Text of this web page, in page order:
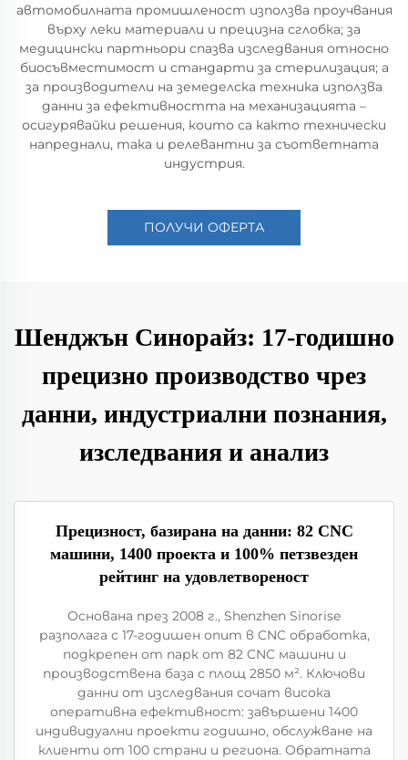
автомобилната промишленост използва проучвания
върху леки материали и прецизна сглобка; за
медицински партньори спазва изследвания относно
биосъвместимост и стандарти за стерилизация; а
за производители на земеделска техника използва
данни за ефективността на механизацията –
осигурявайки решения, които са както технически
напреднали, така и релевантни за съответната
индустрия.
ПОЛУЧИ ОФЕРТА
Шенджън Синорайз: 17-годишно
прецизно производство чрез
данни, индустриални познания,
изследвания и анализ
Прецизност, базирана на данни: 82 CNC
машини, 1400 проекта и 100% петзвезден
рейтинг на удовлетвореност
Основана през 2008 г., Shenzhen Sinorise
разполага с 17-годишен опит в CNC обработка,
подкрепен от парк от 82 CNC машини и
производствена база с площ 2850 м². Ключови
данни от изследвания сочат висока
оперативна ефективност: завършени 1400
индивидуални проекти годишно, обслужване на
клиенти от 100 страни и региона. Обратната